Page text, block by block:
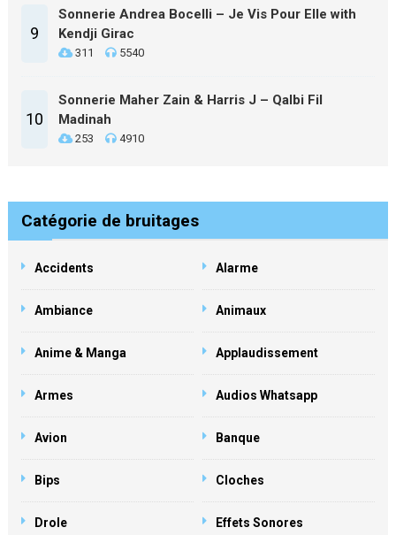
9
Sonnerie Andrea Bocelli – Je Vis Pour Elle with
Kendji Girac
311 5540
10
Sonnerie Maher Zain & Harris J – Qalbi Fil
Madinah
253 4910
Catégorie de bruitages
Accidents Alarme
Ambiance Animaux
Anime & Manga Applaudissement
Armes Audios Whatsapp
Avion Banque
Bips Cloches
Drole Effets Sonores